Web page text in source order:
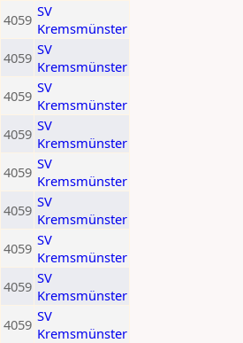
4059 SV
Kremsmünster
4059 SV
Kremsmünster
4059 SV
Kremsmünster
4059 SV
Kremsmünster
4059 SV
Kremsmünster
4059 SV
Kremsmünster
4059 SV
Kremsmünster
4059 SV
Kremsmünster
4059 SV
Kremsmünster